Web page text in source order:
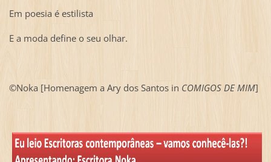
Em poesia é estilista
E a moda define o seu olhar.
©Noka [Homenagem a Ary dos Santos in COMIGOS DE MIM]